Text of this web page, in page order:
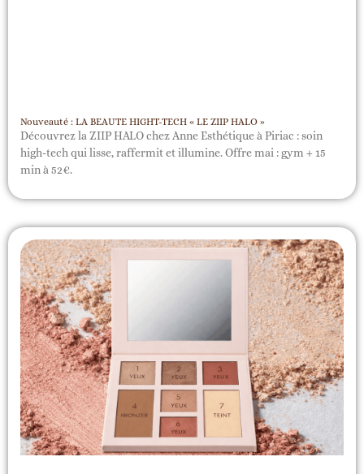
Nouveauté : LA BEAUTE HIGHT-TECH « LE ZIIP HALO »
Découvrez la ZIIP HALO chez Anne Esthétique à Piriac : soin
high-tech qui lisse, raffermit et illumine. Offre mai : gym + 15
min à 52€.